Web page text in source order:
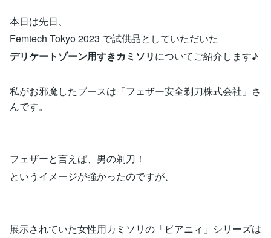
本日は先日、
Femtech Tokyo 2023 で試供品としていただいた
デリケートゾーン用すきカミソリについてご紹介します♪
私がお邪魔したブースは「フェザー安全剃刀株式会社」さ
んです。
フェザーと言えば、男の剃刀！
というイメージが強かったのですが、
展示されていた女性用カミソリの「ピアニィ」シリーズは